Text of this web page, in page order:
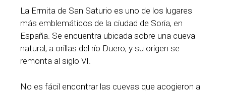
La Ermita de San Saturio es uno de los lugares
más emblemáticos de la ciudad de Soria, en
España. Se encuentra ubicada sobre una cueva
natural, a orillas del río Duero, y su origen se
remonta al siglo VI.
No es fácil encontrar las cuevas que acogieron a